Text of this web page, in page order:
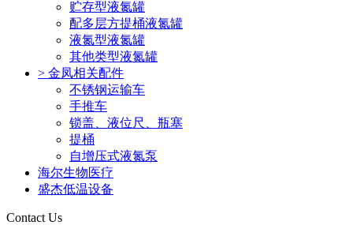
贮存型液氮罐
配多层方提桶液氮罐
液氮型液氮罐
其他类型液氮罐
> 金凤相关配件
不锈钢运输车
手推车
锁盖、液位尺、瓶塞
提桶
自增压式液氮泵
海尔生物医疗
盛杰低温设备
Contact Us